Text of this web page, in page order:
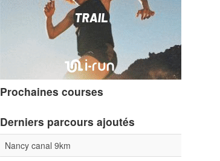
Prochaines courses
Derniers parcours ajoutés
Nancy canal 9km